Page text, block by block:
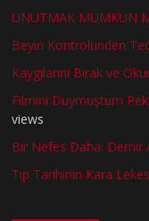
UNUTMAK MÜMKÜN
Beyin Kontrolünden
Kaygılarını Bırak ve
Filmini Duymuştum
views
Bir Nefes Daha: Demir
Tıp Tarihinin Kara